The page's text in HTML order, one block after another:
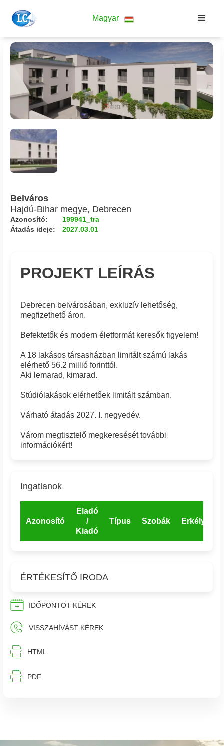
Magyar
Belváros
Hajdú-Bihar megye, Debrecen
Azonosító:
199941_tra
Átadás ideje:
2027.03.01
PROJEKT LEÍRÁS
Debrecen belvárosában, exkluzív lehetőség,
megfizethető áron.
Befektetők és modern életformát keresők figyelem!
A 18 lakásos társasházban limitált számú lakás
elérhető 56.2 millió forinttól.
Aki lemarad, kimarad.
Stúdiólakások elérhetőek limitált számban.
Várható átadás 2027. I. negyedév.
Várom megtisztelő megkeresését további
információkért!
Ingatlanok
Azonosító
Eladó
/
Kiadó
Típus Szobák Erkély
ÉRTÉKESÍTŐ IRODA
IDŐPONTOT KÉREK
VISSZAHÍVÁST KÉREK
⎙︁ HTML
⎙︁ PDF